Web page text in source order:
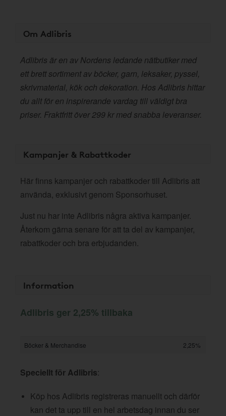
Om Adlibris
Adlibris är en av Nordens ledande nätbutiker med
ett brett sortiment av böcker, garn, leksaker, pyssel,
skrivmaterial, kök och dekoration. Hos Adlibris hittar
du allt för en inspirerande vardag till väldigt bra
priser. Fraktfritt över 299 kr med snabba leveranser.
Kampanjer & Rabattkoder
Här finns kampanjer och rabattkoder till Adlibris att
använda, exklusivt genom Sponsorhuset.
Just nu har inte Adlibris några aktiva kampanjer.
Återkom gärna senare för att ta del av kampanjer,
rabattkoder och bra erbjudanden.
Information
Adlibris ger 2,25% tillbaka
Böcker & Merchandise 2,25%
Speciellt för Adlibris:
Köp hos Adlibris registreras manuellt och därför
kan det ta upp till en hel arbetsdag innan du ser